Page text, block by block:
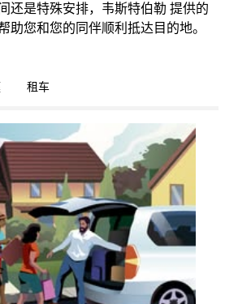
还是特殊安排，韦斯特伯勒 提供的
助您和您的同伴顺利抵达目的地。
租车